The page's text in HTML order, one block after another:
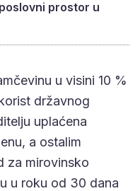
prostor u
u visini 10 %
državnog
uplaćena
a ostalim
za mirovinsko
u roku od 30 dana